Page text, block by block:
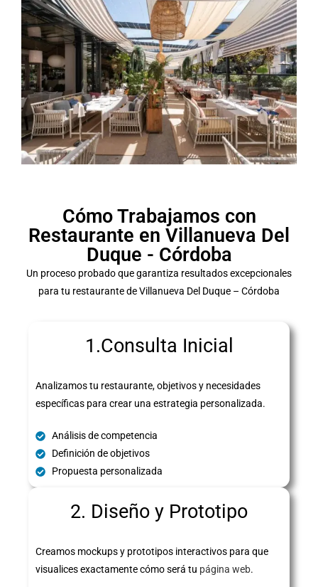
Cómo Trabajamos con
Restaurante en Villanueva Del
Duque - Córdoba
Un proceso probado que garantiza resultados excepcionales
para tu restaurante de Villanueva Del Duque – Córdoba
1.Consulta Inicial
Analizamos tu restaurante, objetivos y necesidades
específicas para crear una estrategia personalizada.
Análisis de competencia
Definición de objetivos
Propuesta personalizada
2. Diseño y Prototipo
Creamos mockups y prototipos interactivos para que
visualices exactamente cómo será tu página web.